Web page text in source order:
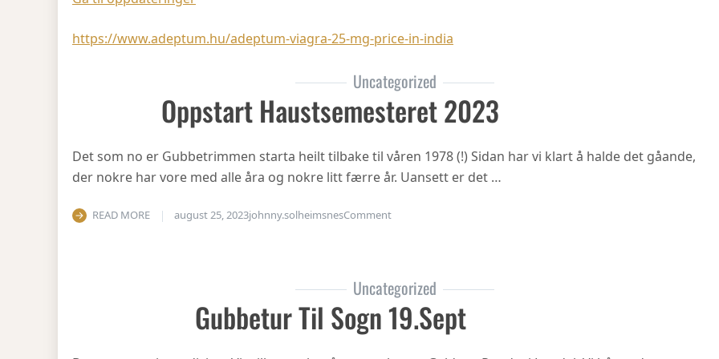
https://www.adeptum.hu/adeptum-viagra-25-mg-price-in-india
Uncategorized
Oppstart Haustsemesteret 2023
Det som no er Gubbetrimmen starta heilt tilbake til våren 1978 (!) Sidan har vi klart å halde det gåande,
der nokre har vore med alle åra og nokre litt færre år. Uansett er det …
READ MORE august 25, 2023johnny.solheimsnesCommenton Oppstart haustsemesteret 2023
Uncategorized
Gubbetur Til Sogn 19.sept